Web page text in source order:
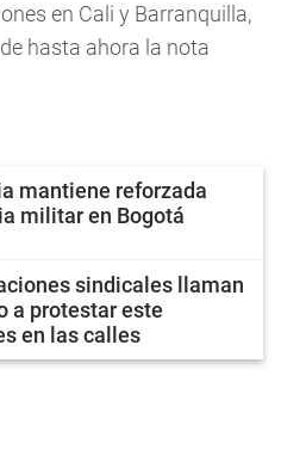
en Cali y Barranquilla,
hasta ahora la nota
mantiene reforzada
militar en Bogotá
sindicales llaman
a protestar este
en las calles